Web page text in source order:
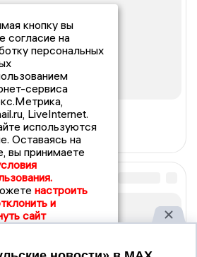
кнопку вы
согласие на
персональных
сервиса
LiveInternet.
используются
Оставаясь на
вы принимаете
настроить
и
сайт
Принять